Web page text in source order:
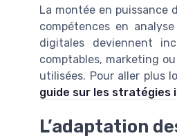
La montée en puissance
compétences en
digitales deviennent
comptables, marketing
utilisées. Pour aller plus
guide sur les stratégies
L’adaptation